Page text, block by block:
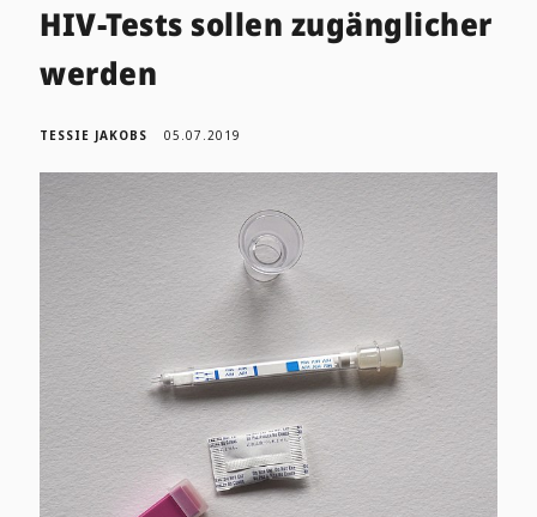
HIV-Tests sollen zugänglicher
werden
TESSIE JAKOBS 05.07.2019